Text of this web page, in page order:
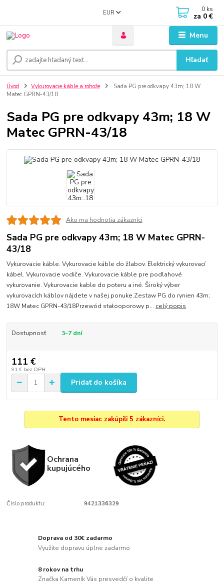
Menu
EUR
Hľadať
0 ks
za 0 €
Úvod Vykurovacie káble a rohože
Sada PG pre odkvapy 43m; 18 W
Matec GPRN-43/18
Sada PG pre odkvapy 43m; 18 W
Matec GPRN-43/18
Ako ma hodnotia zákazníci
Sada PG pre odkvapy 43m; 18 W Matec GPRN-
43/18
Vykurovacie káble. Vykurovacie káble do žľabov. Elektrický vykurovací
kábel. Vykurovacie vodiče. Vykurovacie káble pre podlahové
vykurovanie. Vykurovacie kable do poteru a iné. Široký výber
vykurovacích káblov nájdete v našej ponuke.Zestaw PG do rynien 43m;
18W Matec GPRN-43/18Przewód stałooporowy p... celý popis
Dostupnosť 3-7 dní
111 €
91 € bez DPH
Pridať do košíka
Tento mesiac zakúpili 5 zákazníci.
Ochrana
kupujúcého
Číslo produktu: 9421336329
Doprava od 30€ zadarmo
Využite dopravu úplne zadarmo
8 rokov na trhu
Značka Kameník Vás presvedčí o kvalite